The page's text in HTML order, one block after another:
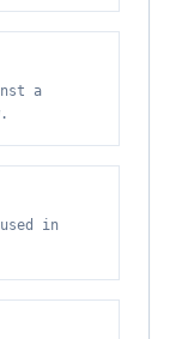
a
in